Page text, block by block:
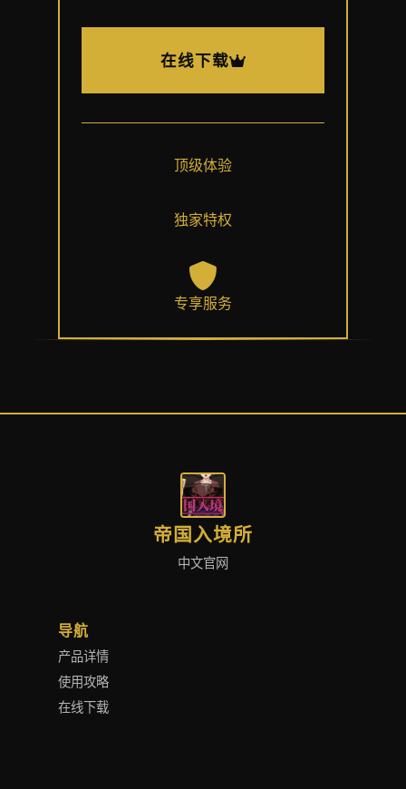
在线下载
顶级体验
独家特权
专享服务
帝国入境所
中文官网
导航
产品详情
使用攻略
在线下载